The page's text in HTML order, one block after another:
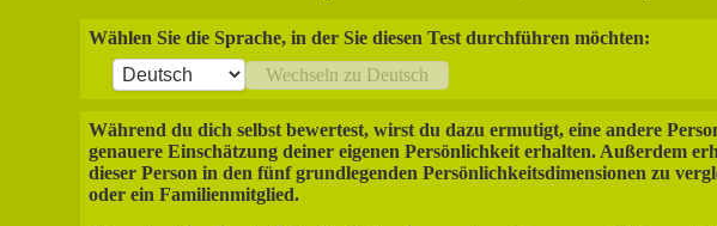
Wählen Sie die Sprache, in der Sie diesen Test durchführen möchten:
Wechseln zu Deutsch
Während du dich selbst bewertest, wirst du dazu ermutigt, eine andere
genauere Einschätzung deiner eigenen Persönlichkeit erhalten. Außerdem
dieser Person in den fünf grundlegenden Persönlichkeitsdimensionen zu
oder ein Familienmitglied.